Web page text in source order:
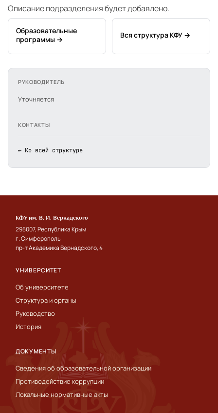
Описание подразделения будет добавлено.
Образовательные
программы →
Вся структура КФУ →
РУКОВОДИТЕЛЬ
Уточняется
КОНТАКТЫ
← Ко всей структуре
КФУ им. В. И. Вернадского
295007, Республика Крым
г. Симферополь
пр-т Академика Вернадского, 4
УНИВЕРСИТЕТ
Об университете
Структура и органы
Руководство
История
ДОКУМЕНТЫ
Сведения об образовательной организации
Противодействие коррупции
Локальные нормативные акты